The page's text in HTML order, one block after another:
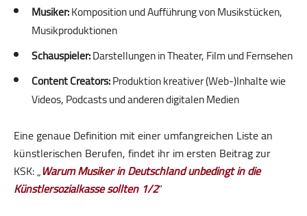
Musiker:Komposition und Aufführung von Musikstücken,
Musikproduktionen
Schauspieler:Darstellungen in Theater, Film und Fernsehen
Content Creators:Produktion kreativer (Web-)Inhalte wie
Videos, Podcasts und anderen digitalen Medien
Eine genaue Definition mit einer umfangreichen Liste an
künstlerischen Berufen, findet ihr im ersten Beitrag zur
KSK: „Warum Musiker in Deutschland unbedingt in die
Künstlersozial­kasse sollten 1/2“